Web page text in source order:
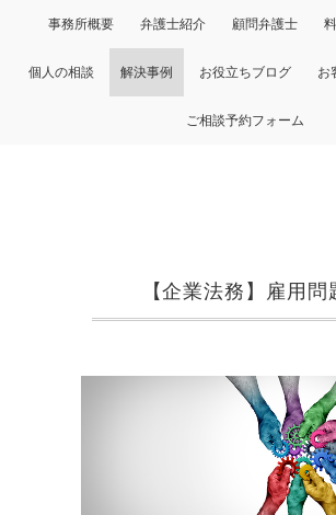
事務所概要 弁護士紹介 顧問弁護士
個人の相談 解決事例 お役立ちブログ お
ご相談予約フォーム
【企業法務】雇用問